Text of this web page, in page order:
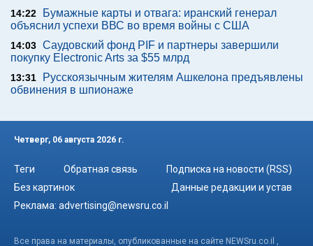
14:22
Бумажные карты и отвага: иранский генерал
объяснил успехи ВВС во время войны с США
14:03 Саудовский фонд PIF и партнеры завершили
покупку Electronic Arts за $55 млрд
13:31
Русскоязычным жителям Ашкелона предъявлены
обвинения в шпионаже
Четверг, 06 августа 2026 г.
Теги Обратная связь
Подписка на новости (RSS)
Без картинок
Данные редакции и устав
Реклама: advertising@newsru.co.il
Все права на материалы, опубликованные на сайте NEWSru.co.il ,